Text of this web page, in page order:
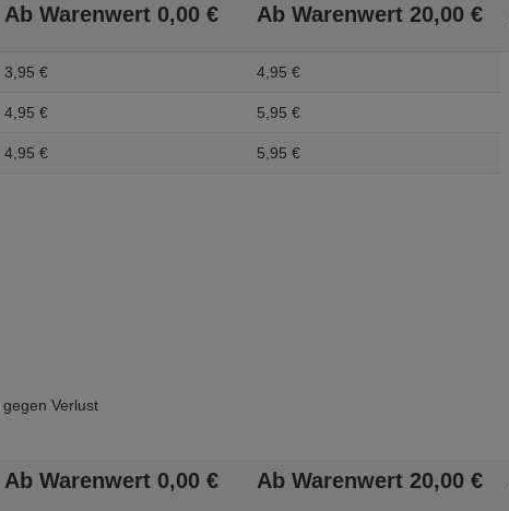
Ab Warenwert 0,00 € Ab Warenwert 20,00 €
3, 95 € 4, 95 €
4, 95 € 5, 95 €
4, 95 € 5, 95 €
Verlust
Ab Warenwert 0,00 € Ab Warenwert 20,00 €